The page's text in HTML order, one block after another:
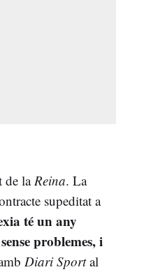
de la Reina. La
supeditat a
té un any
problemes, i
Diari Sportal